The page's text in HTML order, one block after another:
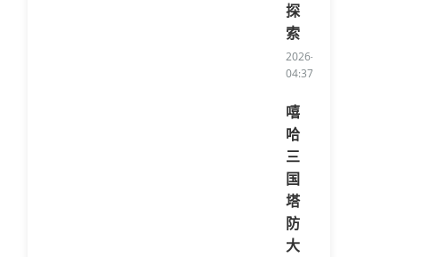
探
索
2026-08-06
04:37:46/li>
嘻
哈
三
国
塔
防
大